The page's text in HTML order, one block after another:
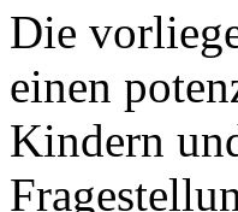
Die
einen
Kindern